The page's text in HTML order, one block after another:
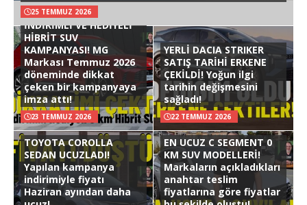
25 TEMMUZ 2026
İNDİRİMLİ VE HEDİYELİ
HİBRİT SUV
KAMPANYASI! MG
Markası Temmuz 2026
döneminde dikkat
çeken bir kampanyaya
imza attı!
23 TEMMUZ 2026
YERLİ DACIA STRIKER
SATIŞ TARİHİ ERKENE
ÇEKİLDİ! Yoğun ilgi
tarihin değişmesini
sağladı!
22 TEMMUZ 2026
TOYOTA COROLLA
SEDAN UCUZLADI!
Yapılan kampanya
indirimiyle fiyatı
Haziran ayından daha
EN UCUZ C SEGMENT 0
KM SUV MODELLERİ!
Markaların açıkladıkları
anahtar teslim
fiyatlarına göre fiyatlar